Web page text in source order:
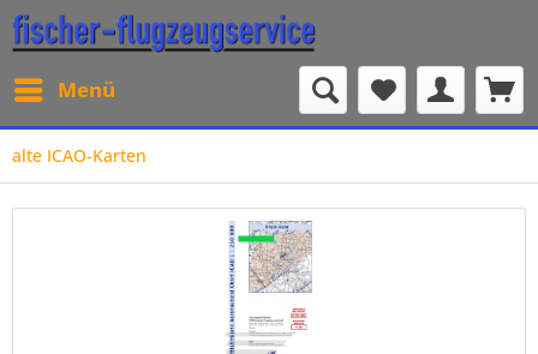
Menü
alte ICAO-Karten